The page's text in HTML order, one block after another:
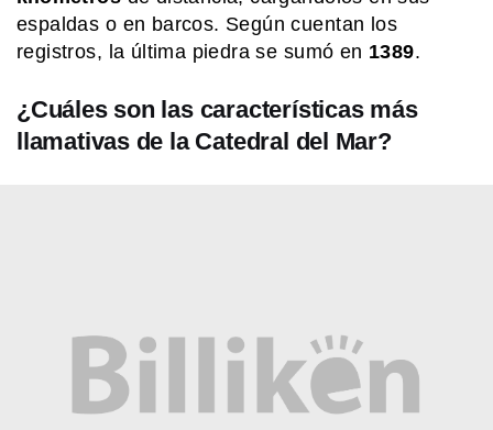
espaldas o en barcos. Según cuentan los
registros, la última piedra se sumó en 1389.
¿Cuáles son las características más
llamativas de la Catedral del Mar?
COMUNIDAD EDUCATIVA
Crianza 2.0: la literatura infantil y
Revolución de Mayo: ¿Quiénes